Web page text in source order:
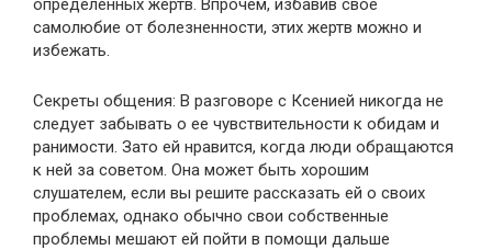
определенных жертв. Впрочем, избавив свое
самолюбие от болезненности, этих жертв можно и
избежать.
Секреты общения: В разговоре с Ксенией никогда не
следует забывать о ее чувствительности к обидам и
ранимости. Зато ей нравится, когда люди обращаются
к ней за советом. Она может быть хорошим
слушателем, если вы решите рассказать ей о своих
проблемах, однако обычно свои собственные
проблемы мешают ей пойти в помощи дальше